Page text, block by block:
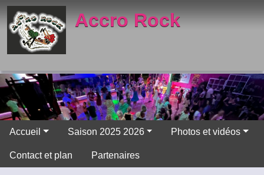
Accro Rock
Accueil Saison 2025 2026 Photos et vidéos
Contact et plan Partenaires
Panneau de gestion des cookies